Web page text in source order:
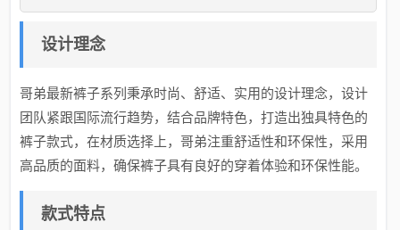
设计理念
哥弟最新裤子系列秉承时尚、舒适、实用的设计理念，设计
团队紧跟国际流行趋势，结合品牌特色，打造出独具特色的
裤子款式，在材质选择上，哥弟注重舒适性和环保性，采用
高品质的面料，确保裤子具有良好的穿着体验和环保性能。
款式特点